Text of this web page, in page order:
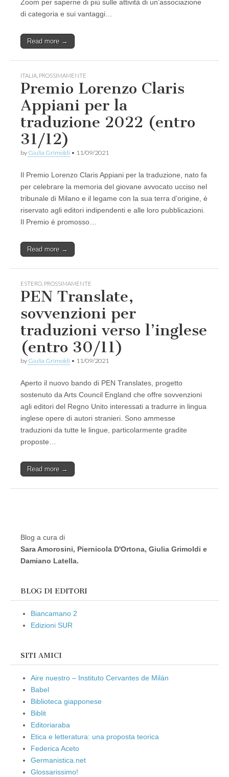
Zoom per saperne di più sulle attività di un’associazione
di categoria e sui vantaggi…
Read more →
ITALIA PROSSIMAMENTE
Premio Lorenzo Claris
Appiani per la
traduzione 2022 (entro
31/12)
by Giulia Grimoldi • 11/09/2021
Il Premio Lorenzo Claris Appiani per la traduzione, nato fa
per celebrare la memoria del giovane avvocato ucciso nel
tribunale di Milano e il legame con la sua terra d’origine, è
riservato agli editori indipendenti e alle loro pubblicazioni.
Il Premio è promosso…
Read more →
ESTERO PROSSIMAMENTE
PEN Translate,
sovvenzioni per
traduzioni verso l’inglese
(entro 30/11)
by Giulia Grimoldi • 11/09/2021
Aperto il nuovo bando di PEN Translates, progetto
sostenuto da Arts Council England che offre sovvenzioni
agli editori del Regno Unito interessati a tradurre in lingua
inglese opere di autori stranieri. Sono ammesse
traduzioni da tutte le lingue, particolarmente gradite
proposte…
Read more →
Blog a cura di
Sara Amorosini, Piernicola D'Ortona, Giulia Grimoldi e
Damiano Latella.
BLOG DI EDITORI
Biancamano 2
Edizioni SUR
SITI AMICI
Aire nuestro – Instituto Cervantes de Milán
Babel
Biblioteca giapponese
Biblit
Editoriaraba
Etica e letteratura: una proposta teorica
Federica Aceto
Germanistica.net
Glossarissimo!